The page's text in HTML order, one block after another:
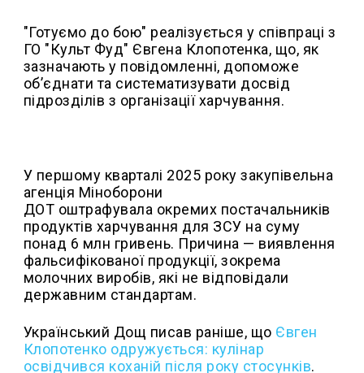
"Готуємо до бою" реалізується у співпраці з
ГО "Культ Фуд" Євгена Клопотенка, що, як
зазначають у повідомленні, допоможе
об’єднати та систематизувати досвід
підрозділів з організації харчування.
У першому кварталі 2025 року закупівельна
агенція Міноборони
ДОТ оштрафувала окремих постачальників
продуктів харчування для ЗСУ на суму
понад 6 млн гривень. Причина — виявлення
фальсифікованої продукції, зокрема
молочних виробів, які не відповідали
державним стандартам.
Український Дощ писав раніше, що Євген
Клопотенко одружується: кулінар
освідчився коханій після року стосунків.